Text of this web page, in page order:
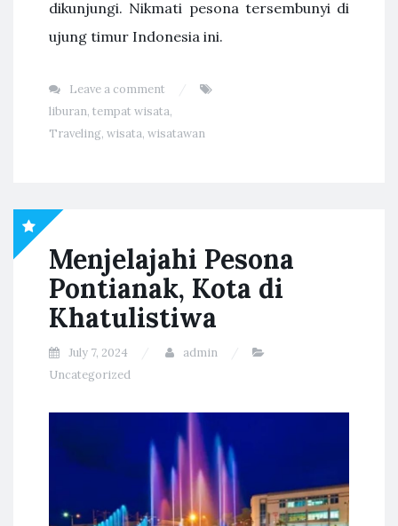
dikunjungi. Nikmati pesona tersembunyi di
ujung timur Indonesia ini.
Leave a comment
liburan, tempat wisata,
Traveling, wisata, wisatawan
Menjelajahi Pesona
Pontianak, Kota di
Khatulistiwa
July 7, 2024
admin
Uncategorized